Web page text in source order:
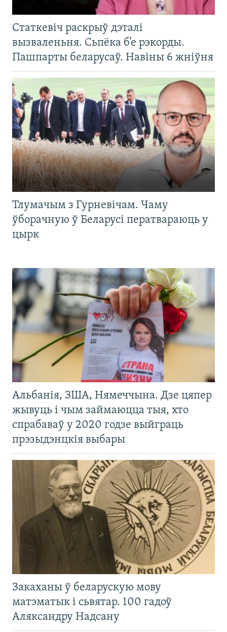
Статкевіч раскрыў дэталі
вызваленьня. Сьпёка б’е рэкорды.
Пашпарты беларусаў. Навіны 6 жніўня
Тлумачым з Гурневічам. Чаму
ўборачную ў Беларусі ператвараюць у
цырк
Альбанія, ЗША, Нямеччына. Дзе цяпер
жывуць і чым займаюцца тыя, хто
спрабаваў у 2020 годзе выйграць
прэзыдэнцкія выбары
Закаханы ў беларускую мову
матэматык і сьвятар. 100 гадоў
Аляксандру Надсану